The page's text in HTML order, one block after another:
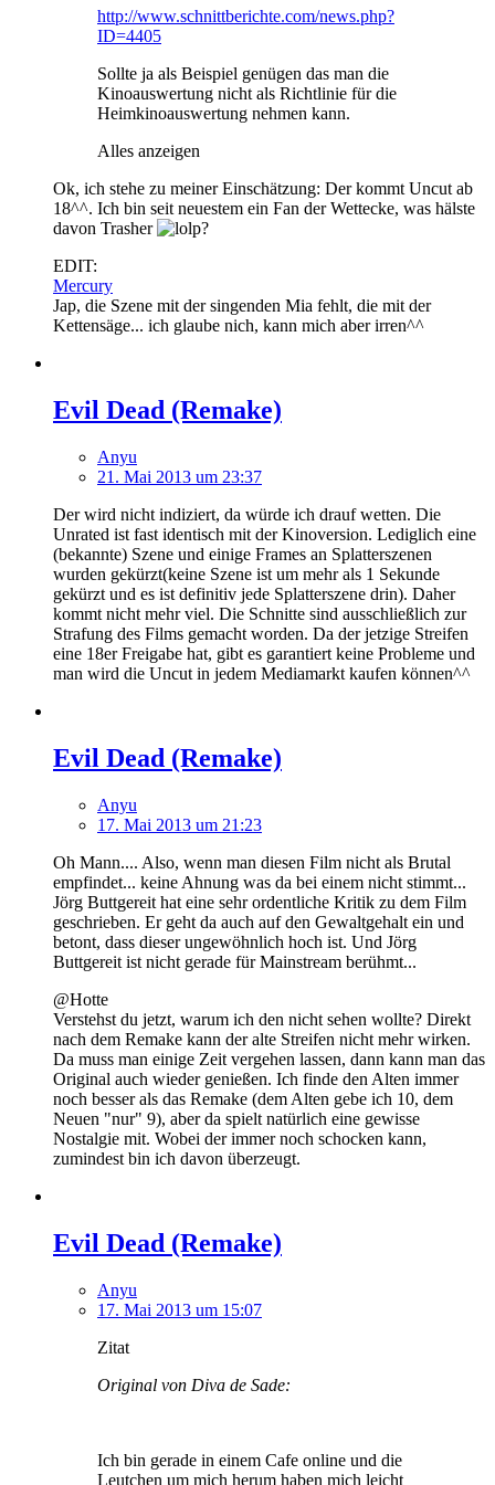
http://www.schnittberichte.com/news.php?
ID=4405
Sollte ja als Beispiel genügen das man die
Kinoauswertung nicht als Richtlinie für die
Heimkinoauswertung nehmen kann.
Alles anzeigen
Ok, ich stehe zu meiner Einschätzung: Der kommt Uncut ab
18^^. Ich bin seit neuestem ein Fan der Wettecke, was hälste
davon Trasher
?
EDIT:
Mercury
Jap, die Szene mit der singenden Mia fehlt, die mit der
Kettensäge... ich glaube nich, kann mich aber irren^^
Evil Dead (Remake)
Anyu
21. Mai 2013 um 23:37
Der wird nicht indiziert, da würde ich drauf wetten. Die
Unrated ist fast identisch mit der Kinoversion. Lediglich eine
(bekannte) Szene und einige Frames an Splatterszenen
wurden gekürzt(keine Szene ist um mehr als 1 Sekunde
gekürzt und es ist definitiv jede Splatterszene drin). Daher
kommt nicht mehr viel. Die Schnitte sind ausschließlich zur
Strafung des Films gemacht worden. Da der jetzige Streifen
eine 18er Freigabe hat, gibt es garantiert keine Probleme und
man wird die Uncut in jedem Mediamarkt kaufen können^^
Evil Dead (Remake)
Anyu
17. Mai 2013 um 21:23
Oh Mann.... Also, wenn man diesen Film nicht als Brutal
empfindet... keine Ahnung was da bei einem nicht stimmt...
Jörg Buttgereit hat eine sehr ordentliche Kritik zu dem Film
geschrieben. Er geht da auch auf den Gewaltgehalt ein und
betont, dass dieser ungewöhnlich hoch ist. Und Jörg
Buttgereit ist nicht gerade für Mainstream berühmt...
@Hotte
Verstehst du jetzt, warum ich den nicht sehen wollte? Direkt
nach dem Remake kann der alte Streifen nicht mehr wirken.
Da muss man einige Zeit vergehen lassen, dann kann man das
Original auch wieder genießen. Ich finde den Alten immer
noch besser als das Remake (dem Alten gebe ich 10, dem
Neuen "nur" 9), aber da spielt natürlich eine gewisse
Nostalgie mit. Wobei der immer noch schocken kann,
zumindest bin ich davon überzeugt.
Evil Dead (Remake)
Anyu
17. Mai 2013 um 15:07
Zitat
Original von Diva de Sade:
Ich bin gerade in einem Cafe online und die
Leutchen um mich herum haben mich leicht